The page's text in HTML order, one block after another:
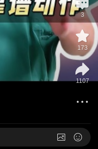
3
173
1107